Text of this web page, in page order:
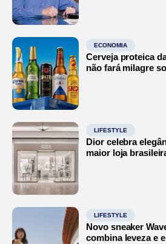
ECONOMIA
Cerveja proteica
não fará milagre
LIFESTYLE
Dior celebra
maior loja
LIFESTYLE
Novo sneaker
combina leveza e